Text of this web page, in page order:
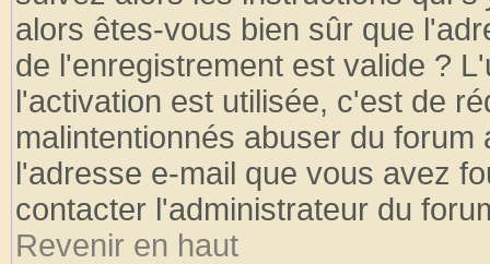
alors êtes-vous bien sûr que
de l'enregistrement est valide ?
l'activation est utilisée, c'est de
malintentionnés abuser du
l'adresse e-mail que vous avez
contacter l'administrateur du
Revenir en haut